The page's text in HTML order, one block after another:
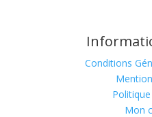
Conditions
Mon